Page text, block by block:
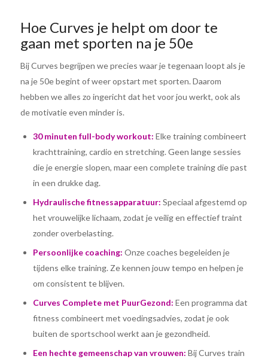
Hoe Curves je helpt om door te
gaan met sporten na je 50e
Bij Curves begrijpen we precies waar je tegenaan loopt als je
na je 50e begint of weer opstart met sporten. Daarom
hebben we alles zo ingericht dat het voor jou werkt, ook als
de motivatie even minder is.
30 minuten full-body workout: Elke training combineert
krachttraining, cardio en stretching. Geen lange sessies
die je energie slopen, maar een complete training die past
in een drukke dag.
Hydraulische fitnessapparatuur: Speciaal afgestemd op
het vrouwelijke lichaam, zodat je veilig en effectief traint
zonder overbelasting.
Persoonlijke coaching: Onze coaches begeleiden je
tijdens elke training. Ze kennen jouw tempo en helpen je
om consistent te blijven.
Curves Complete met PuurGezond: Een programma dat
fitness combineert met voedingsadvies, zodat je ook
buiten de sportschool werkt aan je gezondheid.
Een hechte gemeenschap van vrouwen: Bij Curves train